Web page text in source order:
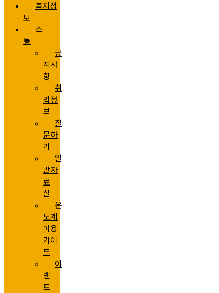
복지정
보
소
통
공
지사
항
취
업정
보
질
문하
기
일
반자
료
실
온
도계
이용
가이
드
이
벤
트